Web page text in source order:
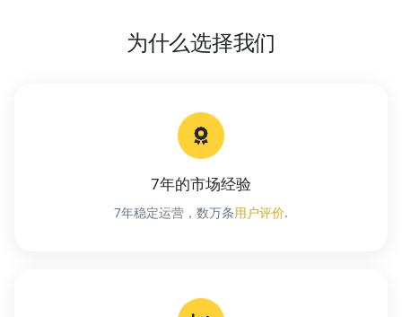
为什么选择我们
7年的市场经验
7年稳定运营，数万条用户评价.